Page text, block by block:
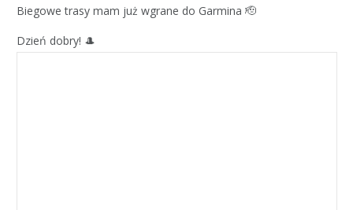
Biegowe trasy mam już wgrane do Garmina 🫡
Dzień dobry! 🎩